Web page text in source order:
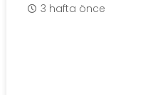
3 hafta önce